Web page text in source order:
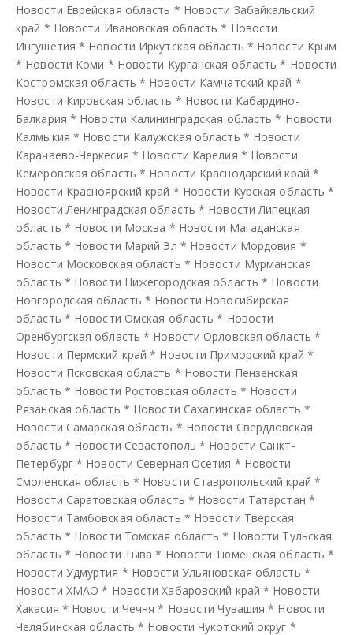
Новости Еврейская область * Новости Забайкальский
край * Новости Ивановская область * Новости
Ингушетия * Новости Иркутская область * Новости Крым
* Новости Коми * Новости Курганская область * Новости
Костромская область * Новости Камчатский край *
Новости Кировская область * Новости Кабардино-
Балкария * Новости Калининградская область * Новости
Калмыкия * Новости Калужская область * Новости
Карачаево-Черкесия * Новости Карелия * Новости
Кемеровская область * Новости Краснодарский край *
Новости Красноярский край * Новости Курская область *
Новости Ленинградская область * Новости Липецкая
область * Новости Москва * Новости Магаданская
область * Новости Марий Эл * Новости Мордовия *
Новости Московская область * Новости Мурманская
область * Новости Нижегородская область * Новости
Новгородская область * Новости Новосибирская
область * Новости Омская область * Новости
Оренбургская область * Новости Орловская область *
Новости Пермский край * Новости Приморский край *
Новости Псковская область * Новости Пензенская
область * Новости Ростовская область * Новости
Рязанская область * Новости Сахалинская область *
Новости Самарская область * Новости Свердловская
область * Новости Севастополь * Новости Санкт-
Петербург* Новости Северная Осетия * Новости
Смоленская область * Новости Ставропольский край *
Новости Саратовская область * Новости Татарстан *
Новости Тамбовская область * Новости Тверская
область * Новости Томская область * Новости Тульская
область * Новости Тыва * Новости Тюменская область *
Новости Удмуртия * Новости Ульяновская область *
Новости ХМАО * Новости Хабаровский край * Новости
Хакасия * Новости Чечня * Новости Чувашия * Новости
Челябинская область * Новости Чукотский округ *